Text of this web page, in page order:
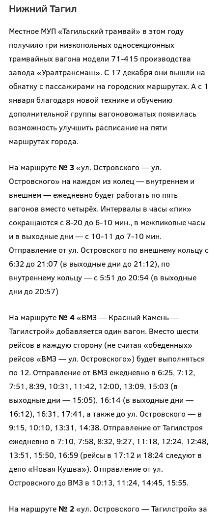
Нижний Тагил
Местное МУП «Тагильский трамвай» в этом году
получило три низкопольных односекционных
трамвайных вагона модели 71-415 производства
завода «Уралтрансмаш». С 17 декабря они вышли на
обкатку с пассажирами на городских маршрутах. А с 1
января благодаря новой технике и обучению
дополнительной группы вагоновожатых появилась
возможность улучшить расписание на пяти
маршрутах города.
На маршруте № 3«ул. Островского — ул.
Островского» на каждом из колец — внутреннем и
внешнем — ежедневно будет работать по пять
вагонов вместо четырёх. Интервалы в часы «пик»
сокращаются с 8-20 до 6-10 мин., в межпиковые часы
и в выходные дни — с 10-11 до 7-10 мин.
Отправление от ул. Островского по внешнему кольцу с
6:32 до 21:07 (в выходные дни до 21:12), по
внутреннему кольцу — с 5:51 до 20:54 (в выходные
дни до 20:57)
На маршруте № 4«ВМЗ — Красный Камень —
Тагилстрой» добавляется один вагон. Вместо шести
рейсов в каждую сторону (не считая «обеденных»
рейсов «ВМЗ — ул. Островского») будет выполняться
по 12. Отправление от ВМЗ ежедневно в 6:25, 7:12,
7:51, 8:39, 10:31, 11:42, 12:00, 13:09, 15:03 (в
выходные дни — 15:05), 16:14 (в выходные дни —
16:12), 16:31, 17:41, а также до ул. Островского — в
9:15, 10:10, 13:31, 14:38. Отправление от Тагилстроя
ежедневно в 7:10, 7:58, 8:32, 9:27, 11:18, 12:24, 12:48,
13:51, 15:50, 16:59 (рейсы в 17:12 и 18:24 следуют в
депо «Новая Кушва»). Отправление от ул.
Островского до ВМЗ в 10:13, 11:24, 14:45, 15:55.
На маршруте № 2«ул. Островского — Тагилстрой» за